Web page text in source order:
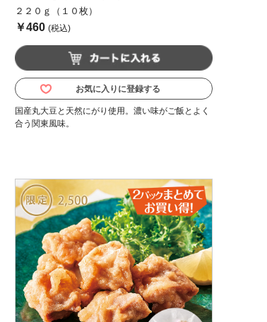
２２０ｇ（１０枚）
￥460 (税込)
お気に入りに登録する
国産丸大豆と天然にがり使用。濃い味がご飯とよく
合う関東風味。